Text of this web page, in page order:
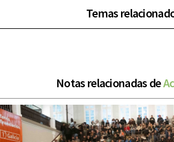
Temas
Notas relacionadas de